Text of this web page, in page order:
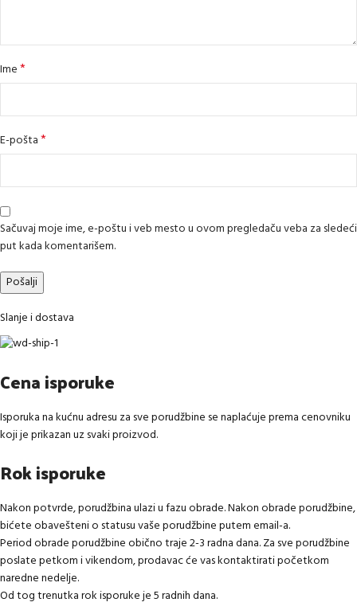
Ime*
E-pošta*
Sačuvaj moje ime, e-poštu i veb mesto u ovom pregledaču veba za sledeći
put kada komentarišem.
Slanje i dostava
Cena isporuke
Isporuka na kućnu adresu za sve porudžbine se naplaćuje prema cenovniku
koji je prikazan uz svaki proizvod.
Rok isporuke
Nakon potvrde, porudžbina ulazi u fazu obrade. Nakon obrade porudžbine,
bićete obavešteni o statusu vaše porudžbine putem email-a.
Period obrade porudžbine obično traje 2-3 radna dana. Za sve porudžbine
poslate petkom i vikendom, prodavac će vas kontaktirati početkom
naredne nedelje.
Od tog trenutka rok isporuke je 5 radnih dana.